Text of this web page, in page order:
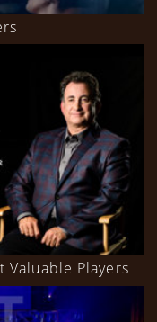
Valuable Players